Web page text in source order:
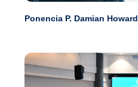
Ponencia P. Damian Howard